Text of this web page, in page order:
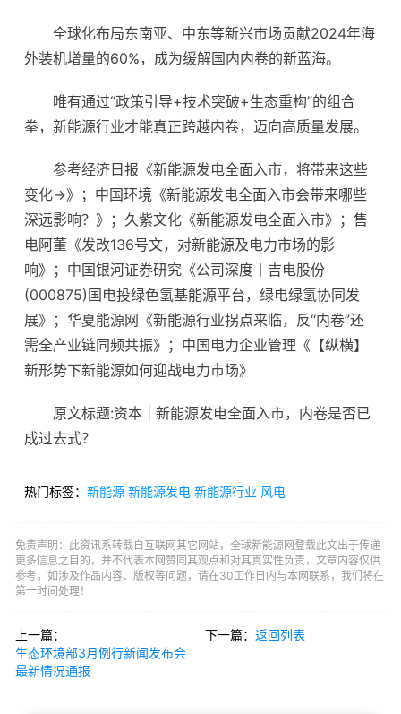
全球化布局东南亚、中东等新兴市场贡献2024年海
外装机增量的60%，成为缓解国内内卷的新蓝海。
唯有通过“政策引导+技术突破+生态重构”的组合
拳，新能源行业才能真正跨越内卷，迈向高质量发展。
参考经济日报《新能源发电全面入市，将带来这些
变化→》；中国环境《新能源发电全面入市会带来哪些
深远影响？》；久紫文化《新能源发电全面入市》；售
电阿董《发改136号文，对新能源及电力市场的影
响》；中国银河证券研究《公司深度丨吉电股份
(000875)国电投绿色氢基能源平台，绿电绿氢协同发
展》；华夏能源网《新能源行业拐点来临，反“内卷”还
需全产业链同频共振》；中国电力企业管理《【纵横】
新形势下新能源如何迎战电力市场》
原文标题:资本 | 新能源发电全面入市，内卷是否已
成过去式？
热门标签： 新能源 新能源发电 新能源行业 风电
免责声明：此资讯系转载自互联网其它网站，全球新能源网登载此文出于传递
更多信息之目的，并不代表本网赞同其观点和对其真实性负责，文章内容仅供
参考。如涉及作品内容、版权等问题，请在30工作日内与本网联系，我们将在
第一时间处理！
上一篇：
生态环境部3月例行新闻发布会
最新情况通报
下一篇： 返回列表